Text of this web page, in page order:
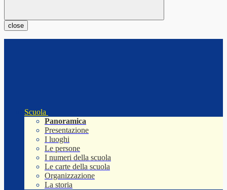
close
Scuola
Panoramica
Presentazione
I luoghi
Le persone
I numeri della scuola
Le carte della scuola
Organizzazione
La storia